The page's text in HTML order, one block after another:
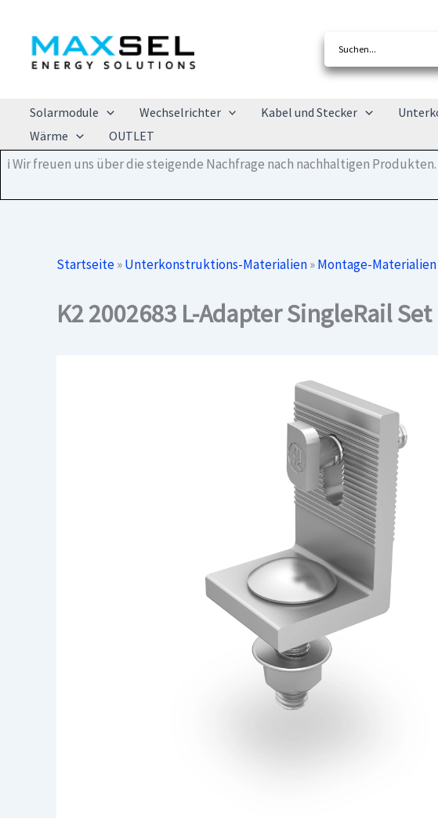
Inhalt
springen
Solarmodule Wechselrichter Kabel und Stecker
Wärme
OUTLET
ℹ️ Wir freuen uns über die steigende Nachfrage nach nachhaltigen
Startseite»Unterkonstruktions-Materialien»Montage-
K2 2002683 L-Adapter SingleRail Set